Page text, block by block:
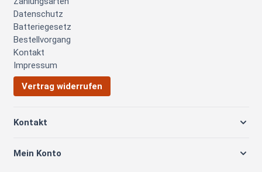
Datenschutz
Batteriegesetz
Bestellvorgang
Kontakt
Impressum
Vertrag widerrufen
Kontakt
Mein Konto